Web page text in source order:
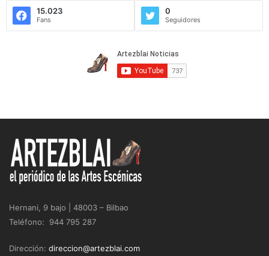
15.023
Fans
0
Seguidores
Hernani, 9 bajo | 48003 – Bilbao
Teléfono: 944 795 287
Dirección: direccion@artezblai.com